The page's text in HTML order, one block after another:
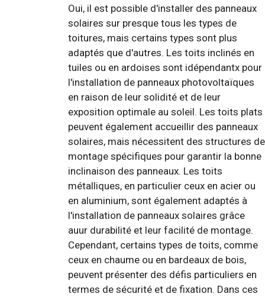
Oui, il est possible d'installer des panneaux
solaires sur presque tous les types de
toitures, mais certains types sont plus
adaptés que d'autres. Les toits inclinés en
tuiles ou en ardoises sont idépendantx pour
l'installation de panneaux photovoltaïques
en raison de leur solidité et de leur
exposition optimale au soleil. Les toits plats
peuvent également accueillir des panneaux
solaires, mais nécessitent des structures de
montage spécifiques pour garantir la bonne
inclinaison des panneaux. Les toits
métalliques, en particulier ceux en acier ou
en aluminium, sont également adaptés à
l'installation de panneaux solaires grâce
auur durabilité et leur facilité de montage.
Cependant, certains types de toits, comme
ceux en chaume ou en bardeaux de bois,
peuvent présenter des défis particuliers en
termes de sécurité et de fixation. Dans ces